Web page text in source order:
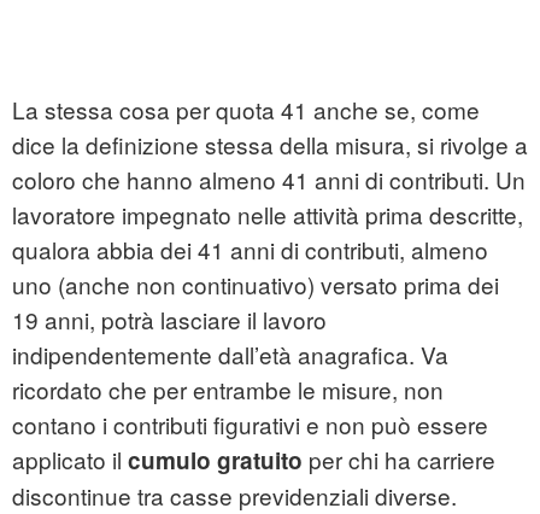
La stessa cosa per quota 41 anche se, come
dice la definizione stessa della misura, si rivolge a
coloro che hanno almeno 41 anni di contributi. Un
lavoratore impegnato nelle attività prima descritte,
qualora abbia dei 41 anni di contributi, almeno
uno (anche non continuativo) versato prima dei
19 anni, potrà lasciare il lavoro
indipendentemente dall’età anagrafica. Va
ricordato che per entrambe le misure, non
contano i contributi figurativi e non può essere
applicato il cumulo gratuito per chi ha carriere
discontinue tra casse previdenziali diverse.